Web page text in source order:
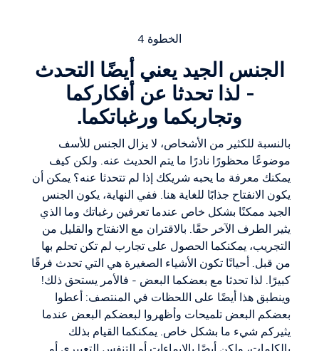
الخطوة 4
الجنس الجيد يعني أيضًا التحدث
- لذا تحدثا عن أفكاركما
وتجاربكما ورغباتكما.
بالنسبة للكثير من الأشخاص، لا يزال الجنس للأسف
موضوعًا محظورًا نادرًا ما يتم الحديث عنه. ولكن كيف
يمكنك معرفة ما يحبه شريكك إذا لم تتحدثا عنه؟ يمكن أن
يكون الانفتاح جذابًا للغاية هنا. ففي النهاية، يكون الجنس
الجيد ممكنًا بشكل خاص عندما تعرفين رغباتك وما الذي
يثير الطرف الآخر حقًا. بالاقتران مع الانفتاح والقليل من
التجريب، يمكنكما الحصول على تجارب لم تكن تحلم بها
من قبل. أحيانًا تكون الأشياء الصغيرة هي التي تحدث فرقًا
كبيرًا. لذا تحدثا مع بعضكما البعض - فالأمر يستحق ذلك!
وينطبق هذا أيضًا على اللحظات في المنتصف: أعطوا
بعضكم البعض تلميحات وأظهروا لبعضكم البعض عندما
يثيركم شيء ما بشكل خاص. يمكنكما القيام بذلك